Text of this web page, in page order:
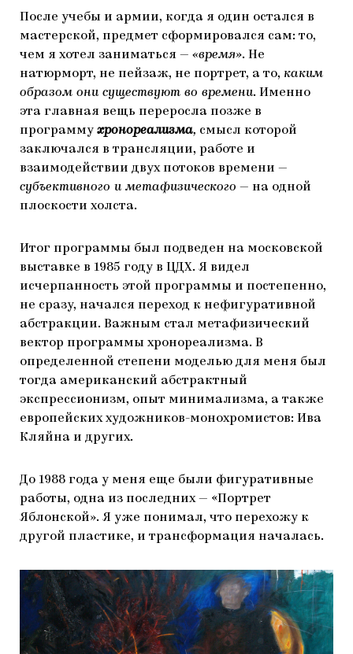
После учебы и армии, когда я один остался в
мастерской, предмет сформировался сам: то,
чем я хотел заниматься — «время». Не
натюрморт, не пейзаж, не портрет, а то, каким
образом они существуют во времени. Именно
эта главная вещь переросла позже в
программу хронореализма, смысл которой
заключался в трансляции, работе и
взаимодействии двух потоков времени —
субъективного и метафизического — на одной
плоскости холста.
Итог программы был подведен на московской
выставке в 1985 году в ЦДХ. Я видел
исчерпанность этой программы и постепенно,
не сразу, начался переход к нефигуративной
абстракции. Важным стал метафизический
вектор программы хронореализма. В
определенной степени моделью для меня был
тогда американский абстрактный
экспрессионизм, опыт минимализма, а также
европейских художников-монохромистов: Ива
Кляйна и других.
До 1988 года у меня еще были фигуративные
работы, одна из последних — «Портрет
Яблонской». Я уже понимал, что перехожу к
другой пластике, и трансформация началась.